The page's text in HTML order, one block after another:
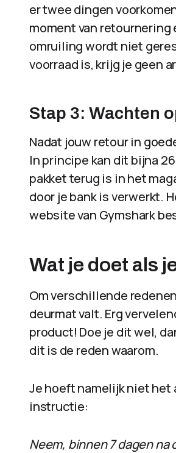
er twee dingen
moment van
omruiling wordt niet
voorraad is, krijg je geen
Stap 3: Wachten
Nadat jouw retour in
In principe kan dit bijna
pakket terug is in het
door je bank is verwerkt.
website van Gymshark
Wat je doet als
Om verschillende
deurmat valt. Erg
product! Doe je dit wel,
dit is de reden waarom.
Je hoeft namelijk niet het
instructie:
Neem, binnen 7 dagen